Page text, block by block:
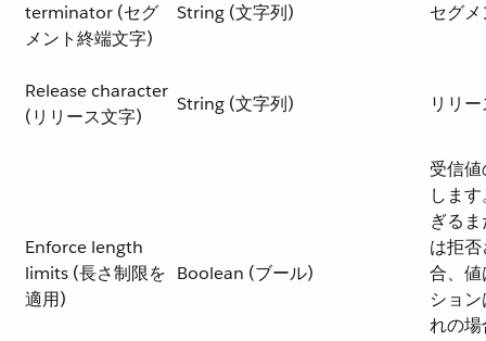
terminator (セグ
メント終端文字)
String (文字列) セグ
Release character
(リリース文字)
String (文字列) リリ
Enforce length
limits (長さ制限を
適用)
Boolean (ブール)
受信
しま
ぎる
は拒
合、
ショ
れの